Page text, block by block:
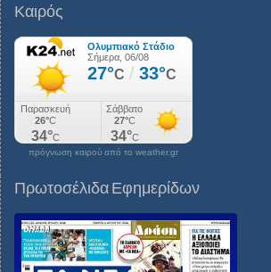
Καιρός
πρόγνωση καιρού από το weather.gr
Πρωτοσέλιδα Εφημερίδων